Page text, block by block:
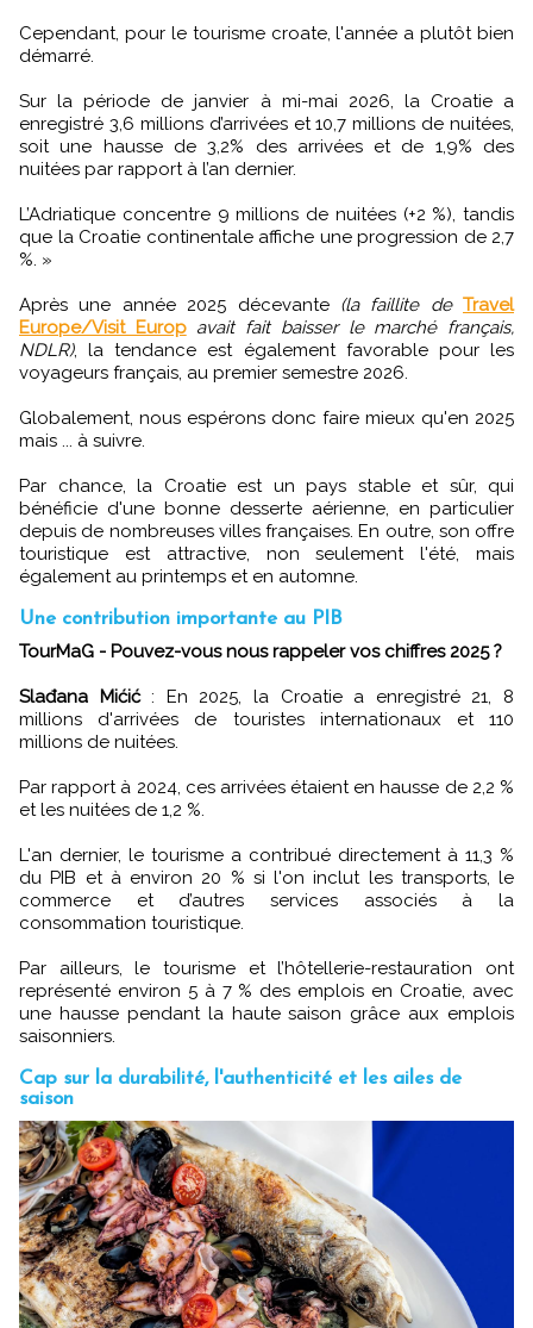
Cependant, pour le tourisme croate, l'année a plutôt bien
démarré.
Sur la période de janvier à mi-mai 2026, la Croatie a
enregistré 3,6 millions d’arrivées et 10,7 millions de nuitées,
soit une hausse de 3,2% des arrivées et de 1,9% des
nuitées par rapport à l’an dernier.
L’Adriatique concentre 9 millions de nuitées (+2 %), tandis
que la Croatie continentale affiche une progression de 2,7
%. »
Après une année 2025 décevante (la faillite de Travel
Europe/Visit Europ avait fait baisser le marché français,
NDLR), la tendance est également favorable pour les
voyageurs français, au premier semestre 2026.
Globalement, nous espérons donc faire mieux qu'en 2025
mais ... à suivre.
Par chance, la Croatie est un pays stable et sûr, qui
bénéficie d'une bonne desserte aérienne, en particulier
depuis de nombreuses villes françaises. En outre, son offre
touristique est attractive, non seulement l'été, mais
également au printemps et en automne.
Une contribution importante au PIB
TourMaG - Pouvez-vous nous rappeler vos chiffres 2025 ?
Slađana Mićić: En 2025, la Croatie a enregistré 21, 8
millions d'arrivées de touristes internationaux et 110
millions de nuitées.
Par rapport à 2024, ces arrivées étaient en hausse de 2,2 %
et les nuitées de 1,2 %.
L'an dernier, le tourisme a contribué directement à 11,3 %
du PIB et à environ 20 % si l'on inclut les transports, le
commerce et d’autres services associés à la
consommation touristique.
Par ailleurs, le tourisme et l’hôtellerie-restauration ont
représenté environ 5 à 7 % des emplois en Croatie, avec
une hausse pendant la haute saison grâce aux emplois
saisonniers.
Cap sur la durabilité, l'authenticité et les ailes de
saison